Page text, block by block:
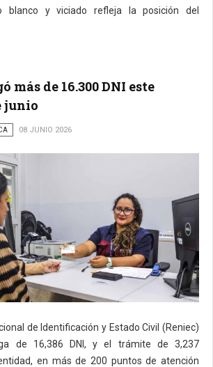
blanco y viciado refleja la posición del
más de 16.300 DNI este
junio
08 JUNIO 2026
de Identificación y Estado Civil (Reniec)
de 16,386 DNI, y el trámite de 3,237
en más de 200 puntos de atención